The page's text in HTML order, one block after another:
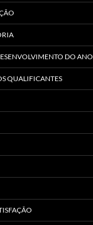
DO
QUALIFICANTES